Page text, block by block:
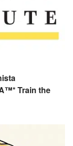
Train the